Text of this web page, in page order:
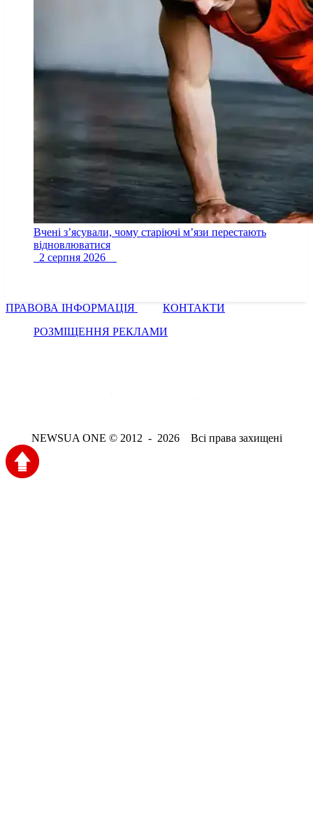
Вчені з’ясували, чому старіючі м’язи перестають
відновлюватися
2 серпня 2026
ПРАВОВА ІНФОРМАЦІЯ
КОНТАКТИ
РОЗМІЩЕННЯ РЕКЛАМИ
NEWSUA ONE © 2012 - 2026 Всі права захищені